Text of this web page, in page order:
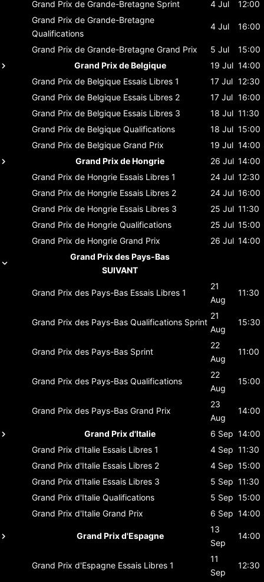
Grand Prix de Grande-Bretagne Sprint 4 Jul
12:00
Grand Prix de Grande-Bretagne
Qualifications
4 Jul 16:00
Grand Prix de Grande-Bretagne Grand Prix 5 Jul
15:00
Grand Prix de Belgique
19 Jul 14:00
Grand Prix de Belgique Essais Libres 1 17 Jul 12:30
Grand Prix de Belgique Essais Libres 2 17 Jul 16:00
Grand Prix de Belgique Essais Libres 3 18 Jul 11:30
Grand Prix de Belgique Qualifications 18 Jul 15:00
Grand Prix de Belgique Grand Prix 19 Jul 14:00
Grand Prix de Hongrie
26 Jul 14:00
Grand Prix de Hongrie Essais Libres 1 24 Jul 12:30
Grand Prix de Hongrie Essais Libres 2 24 Jul 16:00
Grand Prix de Hongrie Essais Libres 3 25 Jul 11:30
Grand Prix de Hongrie Qualifications 25 Jul 15:00
Grand Prix de Hongrie Grand Prix 26 Jul 14:00
Grand Prix des Pays-Bas
SUIVANT
Grand Prix des Pays-Bas Essais Libres 1
21
Aug
11:30
Grand Prix des Pays-Bas Qualifications Sprint
21
Aug
15:30
Grand Prix des Pays-Bas Sprint
22
Aug
11:00
Grand Prix des Pays-Bas Qualifications
22
Aug
15:00
Grand Prix des Pays-Bas Grand Prix
23
Aug
14:00
Grand Prix d'Italie 6 Sep 14:00
Grand Prix d'Italie Essais Libres 1 4 Sep 11:30
Grand Prix d'Italie Essais Libres 2 4 Sep 15:00
Grand Prix d'Italie Essais Libres 3 5 Sep 11:30
Grand Prix d'Italie Qualifications 5 Sep 15:00
Grand Prix d'Italie Grand Prix 6 Sep 14:00
Grand Prix d'Espagne
13
Sep
14:00
Grand Prix d'Espagne Essais Libres 1
11
Sep
12:30